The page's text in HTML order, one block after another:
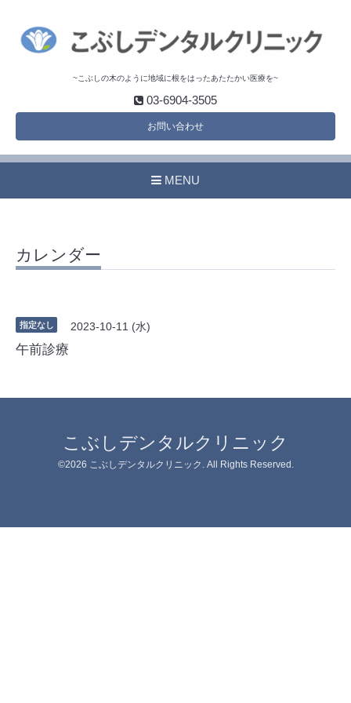
~こぶしの木のように地域に根をはったあたたかい医療を~
03-6904-3505
お問い合わせ
MENU
カレンダー
指定なし 2023-10-11 (水)
午前診療
こぶしデンタルクリニック
©2026 こぶしデンタルクリニック . All Rights Reserved.